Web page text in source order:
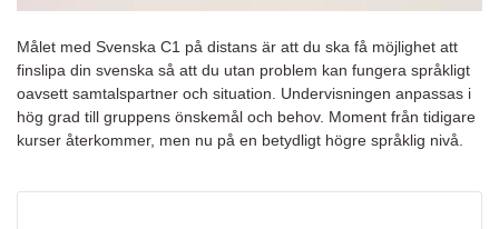
Målet med Svenska C1 på distans är att du ska få möjlighet att
finslipa din svenska så att du utan problem kan fungera språkligt
oavsett samtalspartner och situation. Undervisningen anpassas i
hög grad till gruppens önskemål och behov. Moment från tidigare
kurser återkommer, men nu på en betydligt högre språklig nivå.